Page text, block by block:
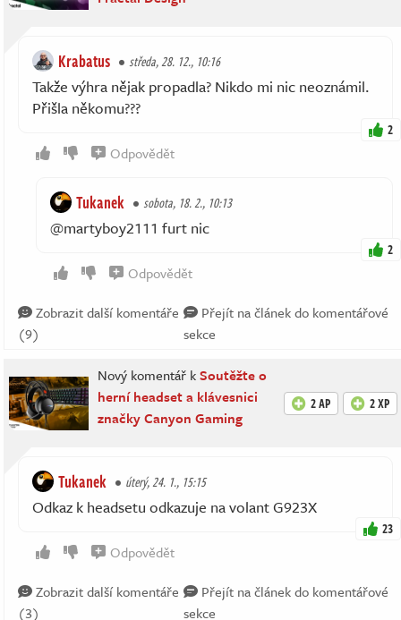
Krabatus středa, 28. 12., 10:16
Takže výhra nějak propadla? Nikdo mi nic neoznámil.
Přišla někomu???
2
Odpovědět
Tukanek sobota, 18. 2., 10:13
@martyboy2111 furt nic
2
Odpovědět
Zobrazit další komentáře
(9)
Přejít na článek do komentářové
sekce
Nový komentář kSoutěžte o
herní headset a klávesnici
značky Canyon Gaming
2 AP 2 XP
Tukanek úterý, 24. 1., 15:15
Odkaz k headsetu odkazuje na volant G923X
23
Odpovědět
Zobrazit další komentáře
(3)
Přejít na článek do komentářové
sekce